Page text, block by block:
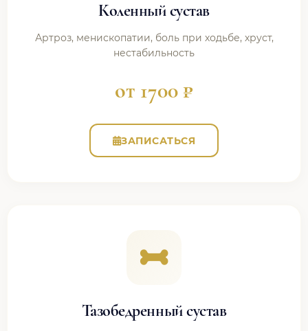
Коленный сустав
Артроз, менископатии, боль при ходьбе, хруст,
нестабильность
от 1700 ₽
ЗАПИСАТЬСЯ
Тазобедренный сустав